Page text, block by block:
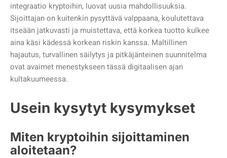
integraatio kryptoihin, luovat uusia mahdollisuuksia.
Sijoittajan on kuitenkin pysyttävä valppaana, koulutettava
itseään jatkuvasti ja muistettava, että korkea tuotto kulkee
aina käsi kädessä korkean riskin kanssa. Maltillinen
hajautus, turvallinen säilytys ja pitkäjänteinen suunnitelma
ovat avaimet menestykseen tässä digitaalisen ajan
kultakuumeessa.
Usein kysytyt kysymykset
Miten kryptoihin sijoittaminen
aloitetaan?